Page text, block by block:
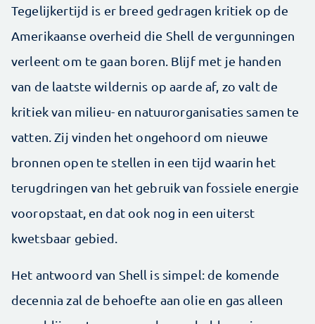
Tegelijkertijd is er breed gedragen kritiek op de
Amerikaanse overheid die Shell de vergunningen
verleent om te gaan boren. Blijf met je handen
van de laatste wildernis op aarde af, zo valt de
kritiek van milieu- en natuurorganisaties samen te
vatten. Zij vinden het ongehoord om nieuwe
bronnen open te stellen in een tijd waarin het
terugdringen van het gebruik van fossiele energie
vooropstaat, en dat ook nog in een uiterst
kwetsbaar gebied.
Het antwoord van Shell is simpel: de komende
decennia zal de behoefte aan olie en gas alleen